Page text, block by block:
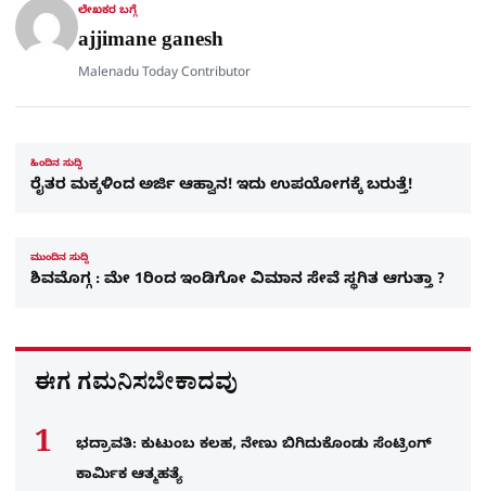
ಲೇಖಕರ ಬಗ್ಗೆ
ajjimane ganesh
Malenadu Today Contributor
ಹಿಂದಿನ ಸುದ್ದಿ
ರೈತರ ಮಕ್ಕಳಿಂದ ಅರ್ಜಿ ಆಹ್ವಾನ! ಇದು ಉಪಯೋಗಕ್ಕೆ ಬರುತ್ತೆ!
ಮುಂದಿನ ಸುದ್ದಿ
ಶಿವಮೊಗ್ಗ : ಮೇ 1ರಿಂದ ಇಂಡಿಗೋ ವಿಮಾನ ಸೇವೆ ಸ್ಥಗಿತ ಆಗುತ್ತಾ ?
ಈಗ ಗಮನಿಸಬೇಕಾದವು
ಭದ್ರಾವತಿ: ಕುಟುಂಬ ಕಲಹ, ನೇಣು ಬಿಗಿದುಕೊಂಡು ಸೆಂಟ್ರಿಂಗ್​
ಕಾರ್ಮಿಕ ಆತ್ಮಹತ್ಯೆ